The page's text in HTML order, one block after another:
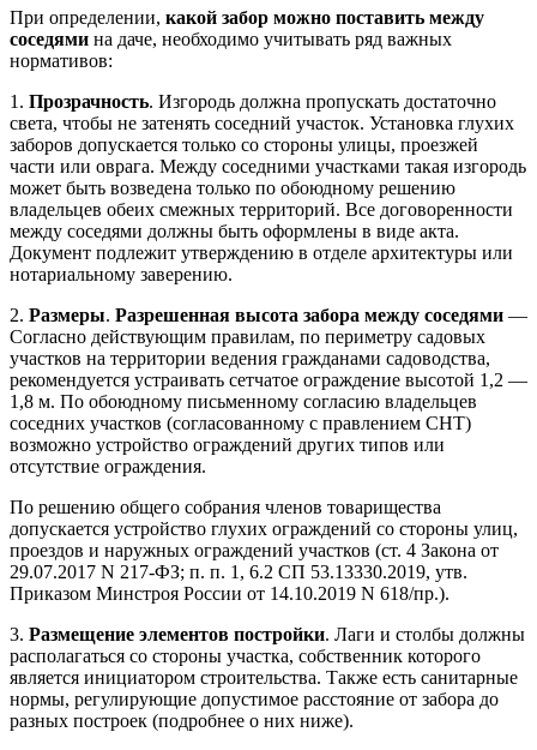
При определении, какой забор можно поставить между
соседями на даче, необходимо учитывать ряд важных
нормативов:
1. Прозрачность. Изгородь должна пропускать достаточно
света, чтобы не затенять соседний участок. Установка глухих
заборов допускается только со стороны улицы, проезжей
части или оврага. Между соседними участками такая изгородь
может быть возведена только по обоюдному решению
владельцев обеих смежных территорий. Все договоренности
между соседями должны быть оформлены в виде акта.
Документ подлежит утверждению в отделе архитектуры или
нотариальному заверению.
2. Размеры. Разрешенная высота забора между соседями —
Согласно действующим правилам, по периметру садовых
участков на территории ведения гражданами садоводства,
рекомендуется устраивать сетчатое ограждение высотой 1,2 —
1,8 м. По обоюдному письменному согласию владельцев
соседних участков (согласованному с правлением СНТ)
возможно устройство ограждений других типов или
отсутствие ограждения.
По решению общего собрания членов товарищества
допускается устройство глухих ограждений со стороны улиц,
проездов и наружных ограждений участков (ст. 4 Закона от
29.07.2017 N 217-ФЗ; п. п. 1, 6.2 СП 53.13330.2019, утв.
Приказом Минстроя России от 14.10.2019 N 618/пр.).
3. Размещение элементов постройки. Лаги и столбы должны
располагаться со стороны участка, собственник которого
является инициатором строительства. Также есть санитарные
нормы, регулирующие допустимое расстояние от забора до
разных построек (подробнее о них ниже).